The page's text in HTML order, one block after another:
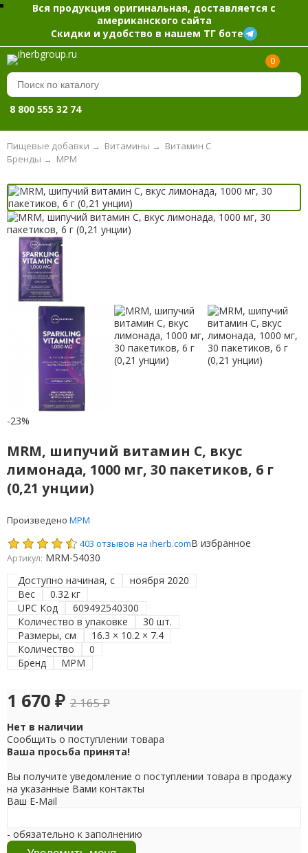
Вся продукция оригинальная, доставляется с
американского сайта
Скидки и удобство в нашем ТГ боте
0
8 800 555 32 74
Пищевые добавки → Витамины → Витамин С
МРМ
Бренды →
-23%
MRM, шипучий витамин C, вкус
лимонада, 1000 мг, 30 пакетиков, 6 г
(0,21 унции)
Произведено МРМ
403 отзывов на iherb.comВ избранное
Артикул: MRM-54030
Доступно начиная, с
ноября 2020
Вес
0.32 кг
UPC Код
609492540300
Количество в упаковке
30 шт.
Размеры, см
16.3 × 10.2 × 7.4
Количество
0
Бренд
МРМ
1 670 ₽ 2 165₽
Нет в наличии
Сообщить о поступлении товара
Ваша просьба принята!
Вы получите уведомление о поступлении товара в продажу
на указанные Вами контакты
Ваш E-Mail
- обязательно к заполнению